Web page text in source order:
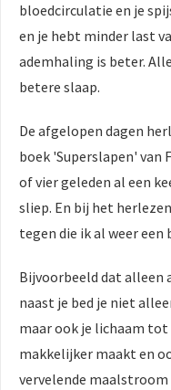
bloedcirculatie en je
en je hebt minder last
ademhaling is beter.
betere slaap.
De afgelopen dagen
boek 'Superslapen' van
of vier geleden al een
sliep. En bij het
tegen die ik al weer een
Bijvoorbeeld dat alleen
naast je bed je niet
maar ook je lichaam
makkelijker maakt en
vervelende